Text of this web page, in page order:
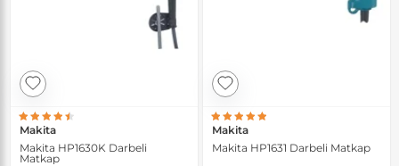
Makita
Makita HP1630K Darbeli
Matkap
Makita
Makita HP1631 Darbeli Matkap